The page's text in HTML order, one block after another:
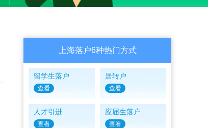
上海落户6种热门方式
留学生落户
查看
居转户
查看
人才引进
查看
应届生落户
查看